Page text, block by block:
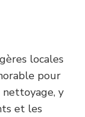
locales
pour
y
et les